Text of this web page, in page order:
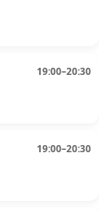
19:00–20:30
19:00–20:30